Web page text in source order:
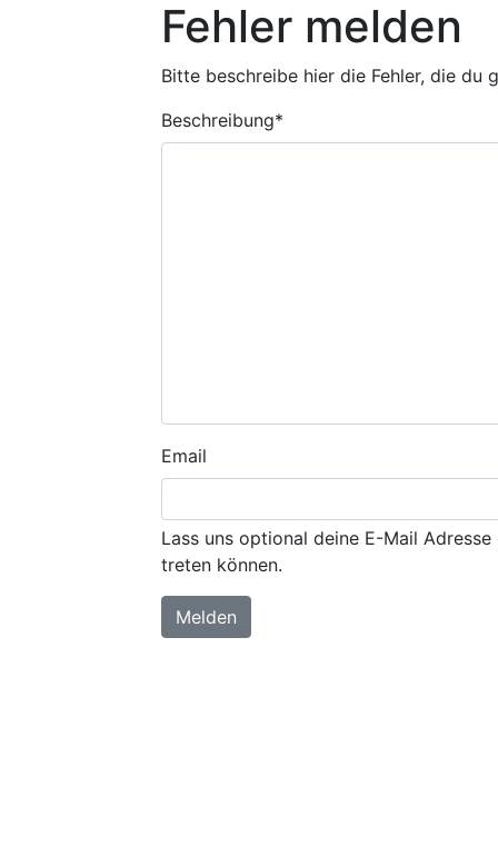
Fehler melden
Bitte beschreibe hier die Fehler, die du
Beschreibung*
Email
Lass uns optional deine E-Mail
treten können.
Melden